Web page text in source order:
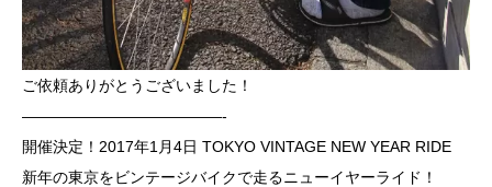
ご依頼ありがとうございました！
—————————————-
開催決定！2017年1月4日 TOKYO VINTAGE NEW YEAR RIDE
新年の東京をビンテージバイクで走るニューイヤーライド！